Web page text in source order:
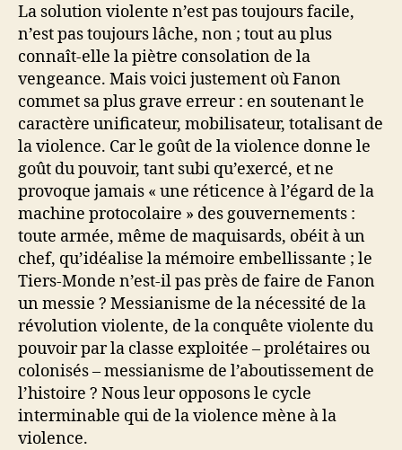
La solution violente n’est pas toujours facile,
n’est pas toujours lâche, non ; tout au plus
connaît-elle la piètre consolation de la
vengeance. Mais voici justement où Fanon
commet sa plus grave erreur : en soutenant le
caractère unificateur, mobilisateur, totalisant de
la violence. Car le goût de la violence donne le
goût du pouvoir, tant subi qu’exercé, et ne
provoque jamais « une réticence à l’égard de la
machine protocolaire » des gouvernements :
toute armée, même de maquisards, obéit à un
chef, qu’idéalise la mémoire embellissante ; le
Tiers-Monde n’est-il pas près de faire de Fanon
un messie ? Messianisme de la nécessité de la
révolution violente, de la conquête violente du
pouvoir par la classe exploitée – prolétaires ou
colonisés – messianisme de l’aboutissement de
l’histoire ? Nous leur opposons le cycle
interminable qui de la violence mène à la
violence.